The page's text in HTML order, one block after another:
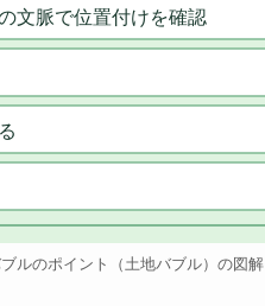
文脈で位置付けを確認
ルのポイント（土地バブル）の図解